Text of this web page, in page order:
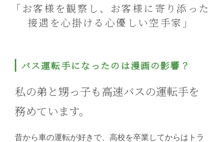
「お客様を観察し、お客様に寄り添った
接遇を心掛ける心優しい空手家」
バス運転手になったのは漫画の影響？
私の弟と甥っ子も高速バスの運転手を
務めています。
昔から車の運転が好きで、高校を卒業してからはトラ